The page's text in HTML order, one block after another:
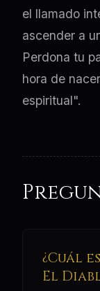
el llamado
ascender a
Perdona tu
hora de
espiritual".
¿Cuál
El